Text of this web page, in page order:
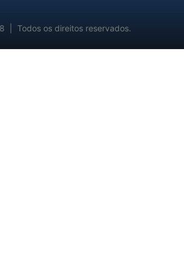
| Todos os direitos reservados.